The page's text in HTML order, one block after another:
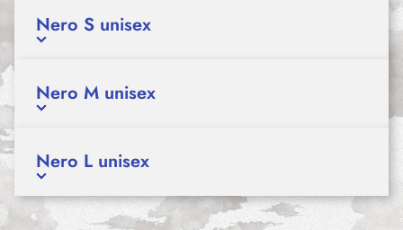
Nero S unisex
Nero M unisex
Nero L unisex